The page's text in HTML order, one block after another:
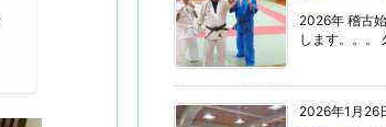
2026年 稽古
します。。。
2026年1月26